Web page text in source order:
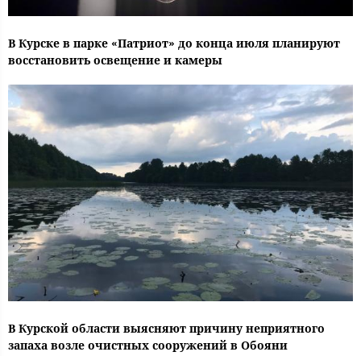
В Курске в парке «Патриот» до конца июля планируют
восстановить освещение и камеры
В Курской области выясняют причину неприятного
запаха возле очистных сооружений в Обояни